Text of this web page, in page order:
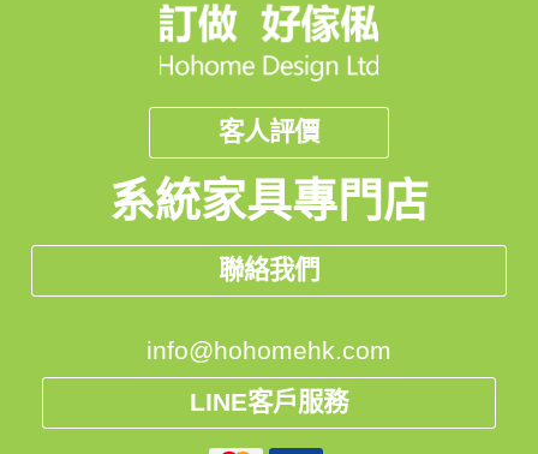
客人評價
系統家具專門店
聯絡我們
info@hohomehk.com
LINE客戶服務